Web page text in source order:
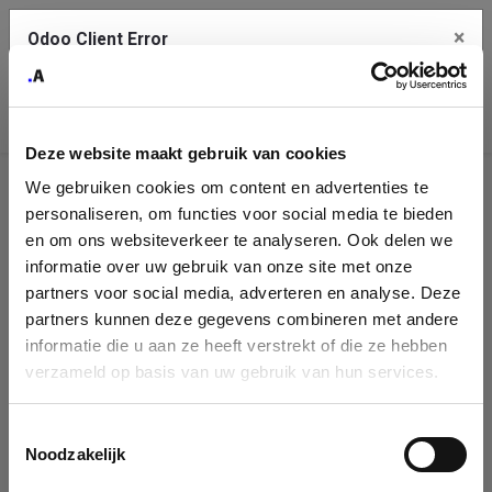
Deze website maakt gebruik van cookies
We gebruiken cookies om content en advertenties te
personaliseren, om functies voor social media te bieden
en om ons websiteverkeer te analyseren. Ook delen we
informatie over uw gebruik van onze site met onze
partners voor social media, adverteren en analyse. Deze
partners kunnen deze gegevens combineren met andere
informatie die u aan ze heeft verstrekt of die ze hebben
verzameld op basis van uw gebruik van hun services.
Noodzakelijk
Company
Identification
Please fill in your company details
You can search a company in our database by name, VAT or
enterprise ID. When a company is selected it will auto-complete the
form. If you don't find your company in our database, you can create
Odoo Client Error ×
service.
See details
Ok